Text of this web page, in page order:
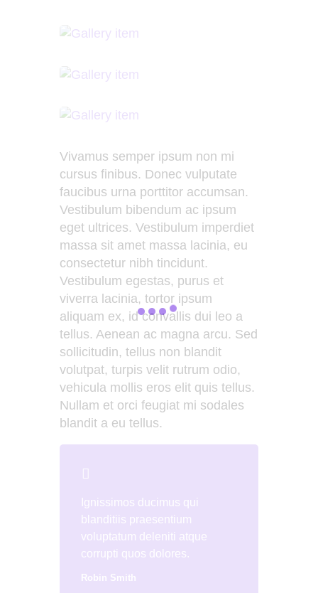
Vivamus semper ipsum non mi
cursus finibus. Donec vulputate
faucibus urna porttitor accumsan.
Vestibulum bibendum ac ipsum
eget ultrices. Vestibulum imperdiet
massa sit amet massa lacinia, eu
consectetur nibh tincidunt.
Vestibulum egestas, purus et
viverra lacinia, tortor ipsum
aliquam ex, id convallis dui leo a
tellus. Aenean ac magna arcu. Sed
sollicitudin, tellus non blandit
volutpat, turpis velit rutrum odio,
vehicula mollis eros elit quis tellus.
Nullam et orci feugiat mi sodales
blandit a eu tellus.
Ignissimos ducimus qui
blanditiis praesentium
voluptatum deleniti atque
corrupti quos dolores.
Robin Smith